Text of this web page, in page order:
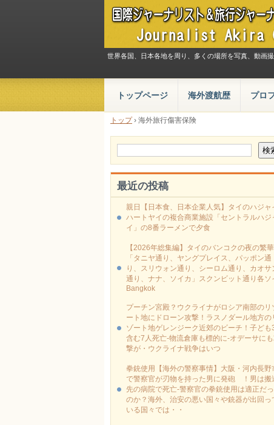
世界各国、日本各地を周り、多くの場所を写真、動画
トップページ 海外渡航歴 プロ
トップ› 海外旅行傷害保険
最近の投稿
親日【日本食、日本企業人気】タイのハジャ
ハートヤイの複合商業施設「セントラルハジ
イ」の8番ラーメンで夕食
【2026年総集編】タイのバンコクの夜の繁
「タニヤ通り、ヤングプレイス、パッポン通
り、スリウォン通り、シーロム通り、カオサ
通り、ナナ、ソイカ」スクンビット通り各ソ
Bangkok
プーチン宮殿？ウクライナがロシア南部のリ
ート地にドローン攻撃！ラスノダール地方の
ゾート地ゲレンジーク近郊のビーチ！子ども
含む7人死亡-物流倉庫も標的に‐オデーサに
撃が・ウクライナ戦争はいつ
拳銃使用【海外の警察事情】大阪・河内長野
で警察官が刃物を持った男に発砲 ！男は搬
先の病院で死亡-警察官の拳銃使用は適正だ
のか？海外、治安の悪い国々や銃器が出回っ
いる国々では・・